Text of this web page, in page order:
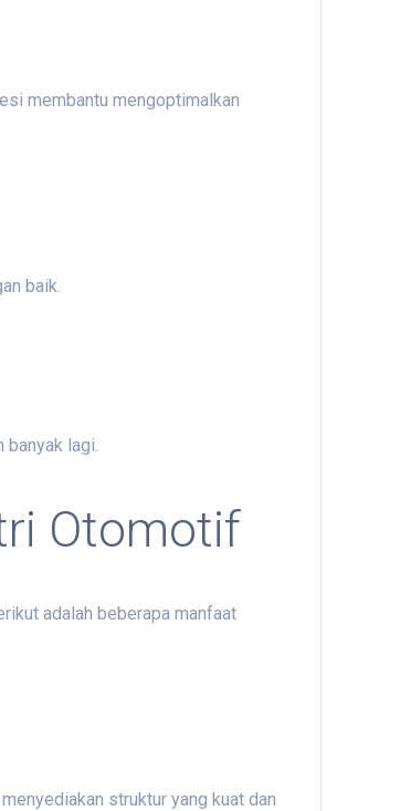
membantu mengoptimalkan
baik.
lagi.
Otomotif
adalah beberapa manfaat
struktur yang kuat dan